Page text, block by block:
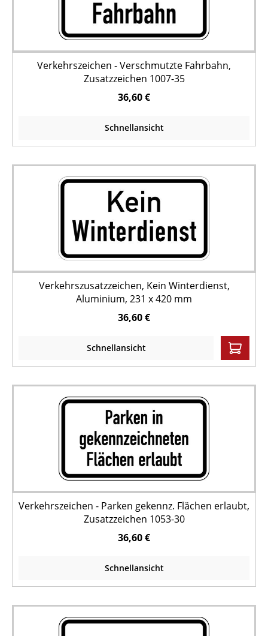
Verkehrszeichen - Verschmutzte Fahrbahn,
Zusatzzeichen 1007-35
36,60 €
Schnellansicht
Verkehrszusatzzeichen, Kein Winterdienst,
Aluminium, 231 x 420 mm
36,60 €
Schnellansicht
Verkehrszeichen - Parken gekennz. Flächen erlaubt,
Zusatzzeichen 1053-30
36,60 €
Schnellansicht